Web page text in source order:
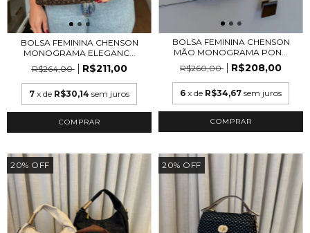
BOLSA FEMININA CHENSON
MONOGRAMA ELEGANC...
R$264,00
R$211,00
7 x de R$30,14 sem juros
BOLSA FEMININA CHENSON
MÃO MONOGRAMA PON...
R$260,00
R$208,00
6 x de R$34,67 sem juros
20% OFF 20% OFF